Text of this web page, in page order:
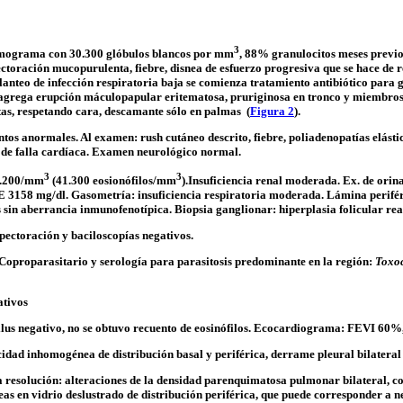
con 30.300 glóbulos blancos por mm3, 88% granulocitos meses
mucopurulenta, fiebre, disnea de esfuerzo progresiva que se hace de
de infección respiratoria baja se comienza tratamiento antibiótico para
erupción máculopapular eritematosa, pruriginosa en tronco y
respetando cara, descamante sólo en palmas (Figura 2).
anormales. Al examen: rush cutáneo descrito, fiebre, poliadenopatías
de falla cardíaca. Examen neurológico normal.
mm3 (41.300 eosionófilos/mm3).Insuficiencia renal moderada. Ex. de
3158 mg/dl. Gasometría: insuficiencia respiratoria moderada. Lámina
sin aberrancia inmunofenotípica. Biopsia ganglionar: hiperplasia folicular
y baciloscopías negativos.
y serología para parasitosis predominante en la región:
negativo, no se obtuvo recuento de eosinófilos. Ecocardiograma: FEVI
inhomogénea de distribución basal y periférica, derrame pleural bilateral
alteraciones de la densidad parenquimatosa pulmonar bilateral,
en vidrio deslustrado de distribución periférica, que puede corresponder a